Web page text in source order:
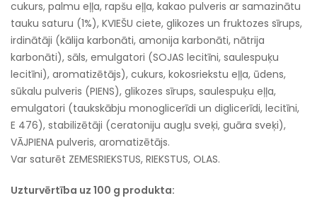
cukurs, palmu eļļa, rapšu eļļa, kakao pulveris ar samazinātu
tauku saturu (1%), KVIEŠU ciete, glikozes un fruktozes sīrups,
irdinātāji (kālija karbonāti, amonija karbonāti, nātrija
karbonāti), sāls, emulgatori (SOJAS lecitīni, saulespuķu
lecitīni), aromatizētājs), cukurs, kokosriekstu eļļa, ūdens,
sūkalu pulveris (PIENS), glikozes sīrups, saulespuķu eļļa,
emulgatori (taukskābju monoglicerīdi un diglicerīdi, lecitīni,
E 476), stabilizētāji (ceratoniju augļu sveķi, guāra sveķi),
VĀJPIENA pulveris, aromatizētājs.
Var saturēt ZEMESRIEKSTUS, RIEKSTUS, OLAS.
Uzturvērtība uz 100 g produkta: